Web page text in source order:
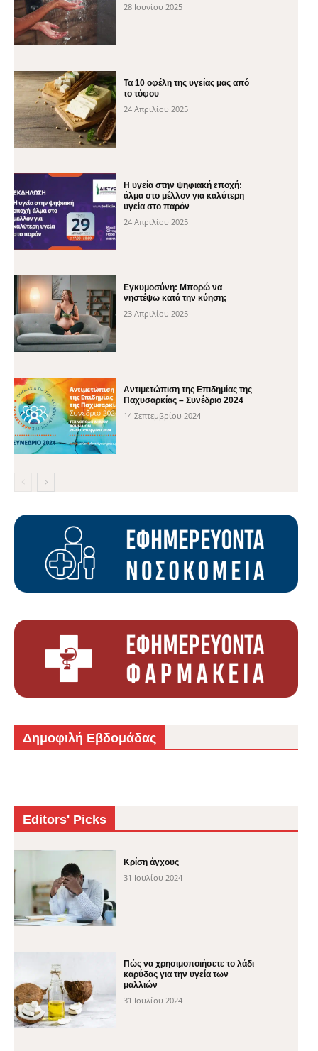
28 Ιουνίου 2025
Τα 10 οφέλη της υγείας μας από
το τόφου
24 Απριλίου 2025
H υγεία στην ψηφιακή εποχή:
άλμα στο μέλλον για καλύτερη
υγεία στο παρόν
24 Απριλίου 2025
Εγκυμοσύνη: Μπορώ να
νηστέψω κατά την κύηση;
23 Απριλίου 2025
Αντιμετώπιση της Επιδημίας της
Παχυσαρκίας – Συνέδριο 2024
14 Σεπτεμβρίου 2024
Δημοφιλή Εβδομάδας
Editors' Picks
Κρίση άγχους
31 Ιουλίου 2024
Πώς να χρησιμοποιήσετε το λάδι
καρύδας για την υγεία των
μαλλιών
31 Ιουλίου 2024